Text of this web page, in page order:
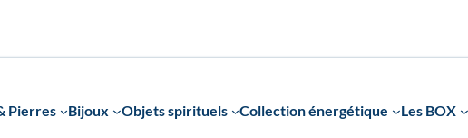
Pierres Bijoux Objets spirituels Collection énergétique Les BOX